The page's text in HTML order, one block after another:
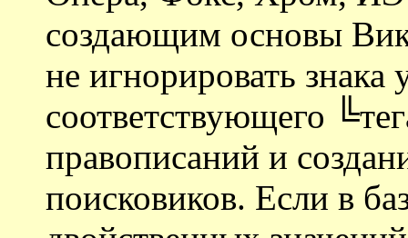
создающим основы
не игнорировать знака
соответствующего
правописаний и
поисковиков. Если в